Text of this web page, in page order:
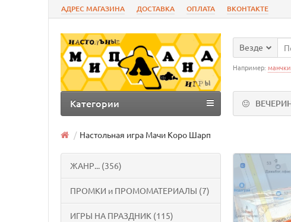
АДРЕС МАГАЗИНА ДОСТАВКА ОПЛАТА ВКОНТАКТЕ
Везде
Например:
Категории
Настольная игра Мачи Коро Шарп
ЖАНР... (356)
ПРОМКИ и ПРОМОМАТЕРИАЛЫ (7)
ИГРЫ НА ПРАЗДНИК (115)